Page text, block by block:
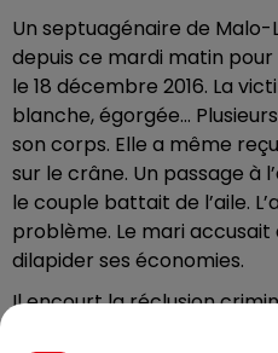
Un septuagénaire de
depuis ce mardi matin
le 18 décembre 2016. La
blanche, égorgée…
son corps. Elle a même
sur le crâne. Un passage à
le couple battait de l’aile.
problème. Le mari
dilapider ses économies.
Il encourt la réclusion